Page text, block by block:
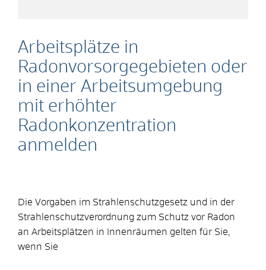
Arbeitsplätze in
Radonvorsorgegebieten oder
in einer Arbeitsumgebung
mit erhöhter
Radonkonzentration
anmelden
Die Vorgaben im Strahlenschutzgesetz und in der
Strahlenschutzverordnung zum Schutz vor Radon
an Arbeitsplätzen in Innenräumen gelten für Sie,
wenn Sie